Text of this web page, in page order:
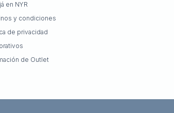
en NYR
y condiciones
de privacidad
de Outlet